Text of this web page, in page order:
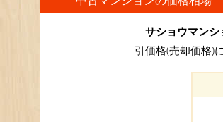
サショウマンシ
引価格(売却価格)